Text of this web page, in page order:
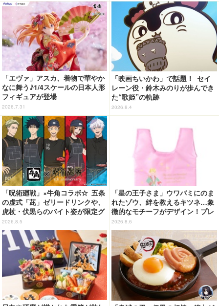
「エヴァ」アスカ、着物で華やか
なに舞う♪1/4スケールの日本人形
フィギュアが登場
2026.7.31
「映画ちいかわ」で話題！ セイ
レーン役・鈴木みのりが歩んでき
た“歌姫”の軌跡
2026.8.4
「呪術廻戦」×牛角コラボ☆ 五条
の虚式「茈」ゼリードリンクや、
虎杖・伏黒らのバイト姿が限定グ
ッズに【8月26日～】
2026.8.5
「星の王子さま」ウワバミにのま
れたゾウ、絆を教えるキツネ…象
徴的なモチーフがデザイン！プレ
ートチャーム&エコバッグ登場
2026.8.6